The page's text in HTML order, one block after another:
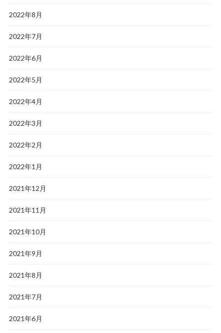
2022年8月
2022年7月
2022年6月
2022年5月
2022年4月
2022年3月
2022年2月
2022年1月
2021年12月
2021年11月
2021年10月
2021年9月
2021年8月
2021年7月
2021年6月